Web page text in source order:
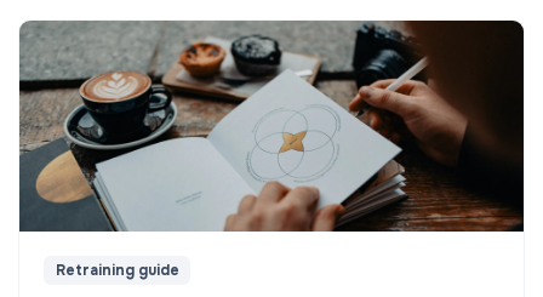
Retraining guide